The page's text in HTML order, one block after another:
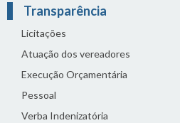
Transparência
Licitações
Atuação dos vereadores
Execução Orçamentária
Pessoal
Verba Indenizatória